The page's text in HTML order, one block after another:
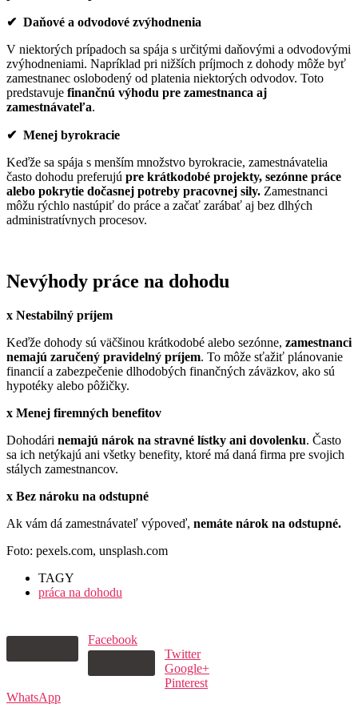
✔ Daňové a odvodové zvýhodnenia
V niektorých prípadoch sa spája s určitými daňovými a odvodovými
zvýhodneniami. Napríklad pri nižších príjmoch z dohody môže byť
zamestnanec oslobodený od platenia niektorých odvodov. Toto
predstavuje finančnú výhodu pre zamestnanca aj
zamestnávateľa.
✔ Menej byrokracie
Keďže sa spája s menším množstvo byrokracie, zamestnávatelia
často dohodu preferujú pre krátkodobé projekty, sezónne práce
alebo pokrytie dočasnej potreby pracovnej sily. Zamestnanci
môžu rýchlo nastúpiť do práce a začať zarábať aj bez dlhých
administratívnych procesov.
Nevýhody práce na dohodu
x Nestabilný príjem
Keďže dohody sú väčšinou krátkodobé alebo sezónne, zamestnanci
nemajú zaručený pravidelný príjem. To môže sťažiť plánovanie
financií a zabezpečenie dlhodobých finančných záväzkov, ako sú
hypotéky alebo pôžičky.
x Menej firemných benefitov
Dohodári nemajú nárok na stravné lístky ani dovolenku. Často
sa ich netýkajú ani všetky benefity, ktoré má daná firma pre svojich
stálych zamestnancov.
x Bez nároku na odstupné
Ak vám dá zamestnávateľ výpoveď, nemáte nárok na odstupné.
Foto: pexels.com, unsplash.com
TAGY
práca na dohodu
Facebook
Twitter
Google+
Pinterest
WhatsApp